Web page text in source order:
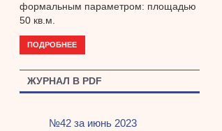
формальным параметром: площадью
50 кв.м.
ПОДРОБНЕЕ
ЖУРНАЛ В PDF
№42 за июнь 2023